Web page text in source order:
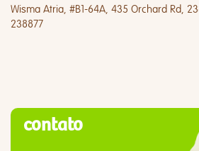
Wisma Atria, #B1-64A, 435 Orchard Rd,
238877
contato